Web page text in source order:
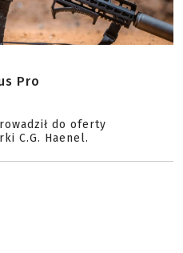
Pro
do oferty
C.G. Haenel.